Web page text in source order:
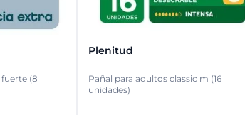
(8
Plenitud
Pañal para adultos classic m (16
unidades)